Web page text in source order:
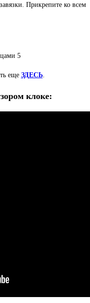
Прикрепите ко всем
еще ЗДЕСЬ.
клоке: